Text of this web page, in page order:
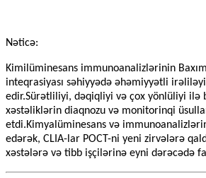
Nəticə:
Kimilüminesans immunoanalizlərinin
inteqrasiyası səhiyyədə əhəmiyyətli
edir.Sürətliliyi, dəqiqliyi və çox yönlüliyi ilə
xəstəliklərin diaqnozu və monitorinqi
etdi.Kimyalüminesans və
edərək, CLIA-lar POCT-ni yeni zirvələrə
xəstələrə və tibb işçilərinə eyni dərəcədə